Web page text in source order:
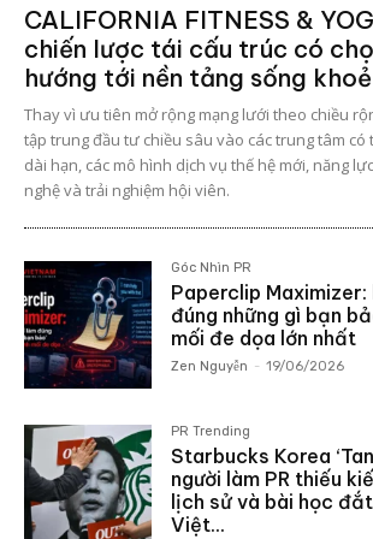
CALIFORNIA FITNESS &
chiến lược tái cấu trúc có
hướng tới nền tảng sống
Thay vì ưu tiên mở rộng mạng lưới theo chiều
tập trung đầu tư chiều sâu vào các trung tâm có
dài hạn, các mô hình dịch vụ thế hệ mới, năng
nghệ và trải nghiệm hội viên.
Góc Nhìn PR
Paperclip Maximizer:
đúng những gì bạn
mối đe dọa lớn nhất
Zen Nguyễn - 19/06/2026
PR Trending
Starbucks Korea
người làm PR thiếu
lịch sử và bài học
Việt...